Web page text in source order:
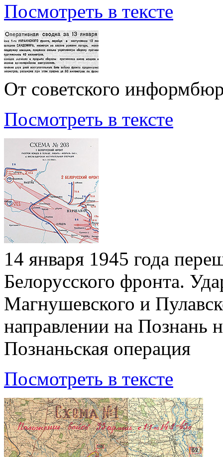
Посмотреть в тексте
От советского
Посмотреть в тексте
14 января 1945 года
Белорусского фронта.
Магнушевского и
направлении на Познань
Познаньская операция
Посмотреть в тексте